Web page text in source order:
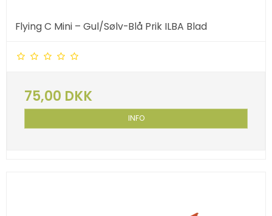
Flying C Mini – Gul/Sølv-Blå Prik ILBA Blad
75,00 DKK
INFO